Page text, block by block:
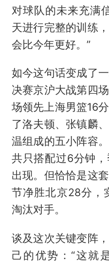
对球队的未来充满
天进行完整的训练
会比今年更好。”
如今这句话变成了
决赛京沪大战第四
场领先上海男篮16
了洛夫顿、张镇麟
温组成的五小阵容
共只搭配过6分钟
出现。但恰恰是这
节净胜北京28分，
淘汰对手。
谈及这次关键变阵
己的优势：“这就